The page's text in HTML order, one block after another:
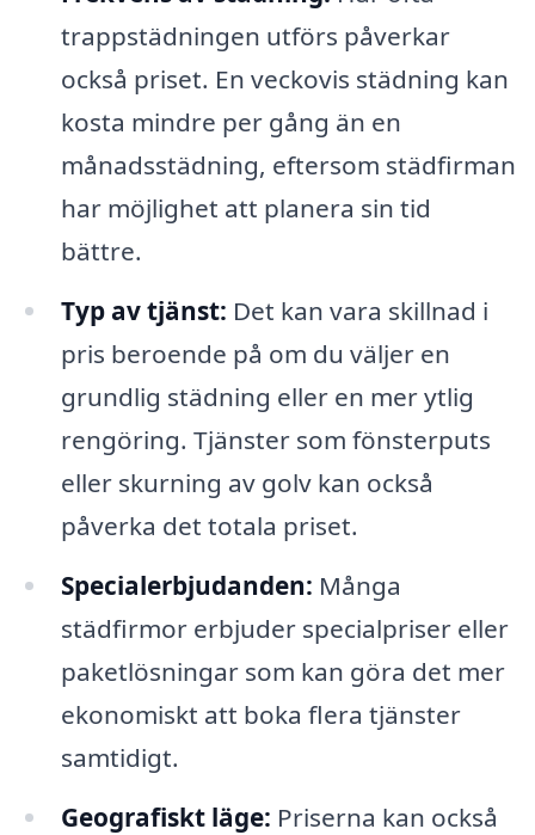
trappstädningen utförs påverkar
också priset. En veckovis städning kan
kosta mindre per gång än en
månadsstädning, eftersom städfirman
har möjlighet att planera sin tid
bättre.
Typ av tjänst: Det kan vara skillnad i
pris beroende på om du väljer en
grundlig städning eller en mer ytlig
rengöring. Tjänster som fönsterputs
eller skurning av golv kan också
påverka det totala priset.
Specialerbjudanden: Många
städfirmor erbjuder specialpriser eller
paketlösningar som kan göra det mer
ekonomiskt att boka flera tjänster
samtidigt.
Geografiskt läge: Priserna kan också